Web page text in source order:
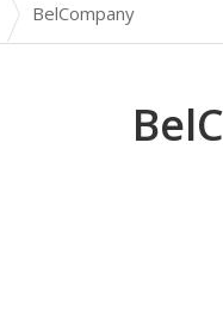
BelCompany